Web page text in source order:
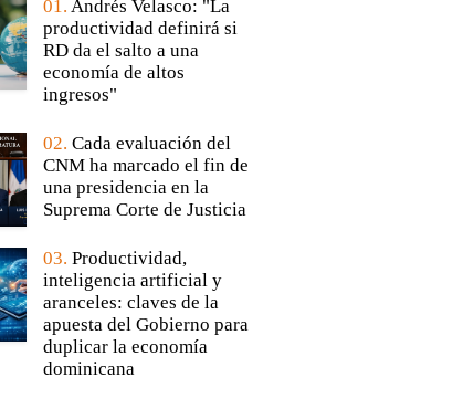
01. Andrés Velasco: "La
productividad definirá si
RD da el salto a una
economía de altos
ingresos"
02. Cada evaluación del
CNM ha marcado el fin de
una presidencia en la
Suprema Corte de Justicia
03. Productividad,
inteligencia artificial y
aranceles: claves de la
apuesta del Gobierno para
duplicar la economía
dominicana